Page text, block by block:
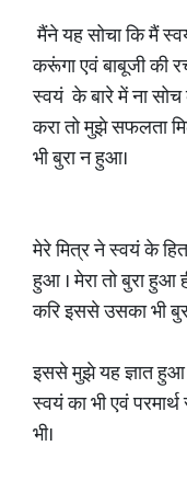
मैंने यह सोचा कि मैं
करूंगा एवं बाबूजी की
स्वयं के बारे में ना सोच
करा तो मुझे सफलता
भी बुरा न हुआ।
मेरे मित्र ने स्वयं के
हुआ । मेरा तो बुरा
करि इससे उसका भी
इससे मुझे यह ज्ञात हुआ
स्वयं का भी एवं परमार्थ
भी।